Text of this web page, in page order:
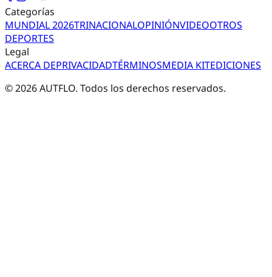
Categorías
MUNDIAL 2026TRINACIONALOPINIÓNVIDEOOTROS
DEPORTES
Legal
ACERCA DEPRIVACIDADTÉRMINOSMEDIA KITEDICIONES
©2026AUTFLO. Todos los derechos reservados.